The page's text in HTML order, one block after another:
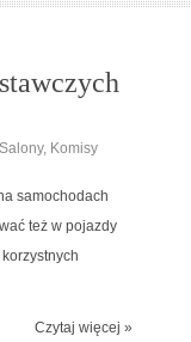
Komisy
samochodach
też w pojazdy
Czytaj więcej »